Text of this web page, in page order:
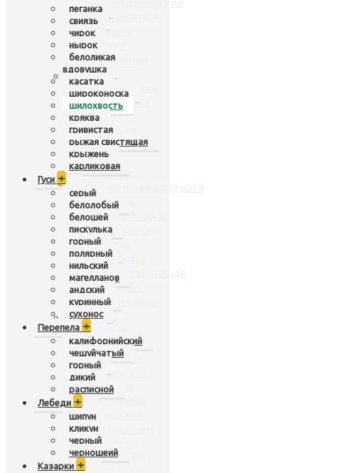
чешуйчатый
горный
дикий
расписной
Утки
+
мандаринка
каролинка
огарь
пеганка
свиязь
чирок
нырок
белоликая вдовушка
касатка
широконоска
шилохвость
кряква
гривистая
рыжая свистящая
крыжень
карликовая
Гуси
+
белолобый
белошей
пискулька
горный
нильский
магелланов
андский
куринный
пеганка
свиязь
чирок
нырок
белоликая
вдовушка
касатка
широконоска
шилохвость
кряква
гривистая
рыжая свистящая
крыжень
карликовая
Гуси +
серый
белолобый
белошей
пискулька
горный
полярный
нильский
магелланов
андский
куринный
сухонос
Перепела +
калифорнийский
чешуйчатый
горный
дикий
расписной
Лебеди +
шипун
кликун
черный
черношеий
Казарки +